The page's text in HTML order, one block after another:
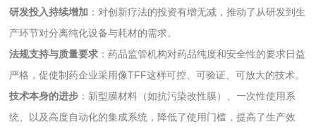
研发投入持续增加 ：对创新疗法的投资有增无减，推动了从研发到生
产环节对分离纯化设备与耗材的需求。
法规支持与质量要求 ：药品监管机构对药品纯度和安全性的要求日益
严格，促使制药企业采用像TFF这样可控、可验证、可放大的技术。
技术本身的进步 ：新型膜材料（如抗污染改性膜）、一次性使用系
统、以及高度自动化的集成系统，降低了使用门槛，提高了生产效